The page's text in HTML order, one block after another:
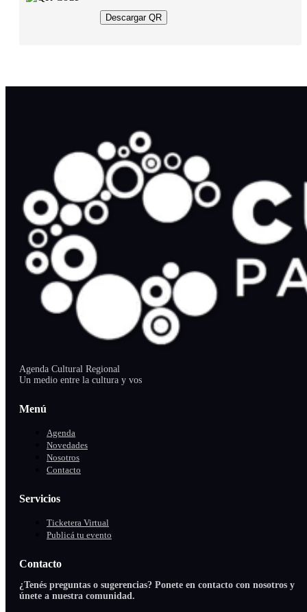
Descargar QR
Agenda Cultural Regional
Un medio entre la cultura y vos
Menú
Agenda
Novedades
Nosotros
Contacto
Servicios
Ticketera Virtual
Publicá tu evento
Contacto
¿Tenés preguntas o sugerencias? Ponete en contacto con nosotros y
únete a nuestra comunidad.